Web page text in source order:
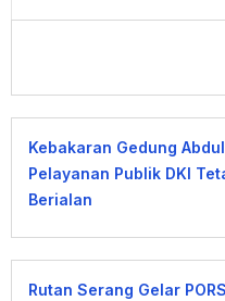
Kebakaran Gedung
Pelayanan Publik DKI
Berjalan
Rutan Serang Gelar